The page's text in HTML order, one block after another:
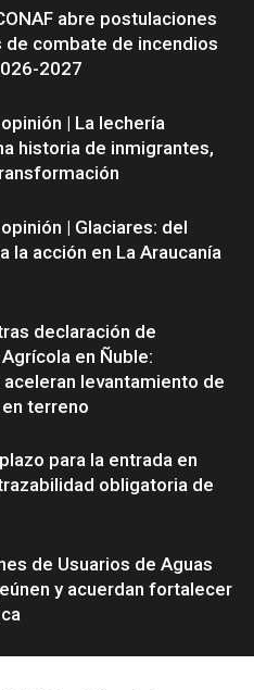
abre postulaciones
de combate de incendios
2027
| La lechería
historia de inmigrantes,
| Glaciares: del
la acción en La Araucanía
declaración de
en Ñuble:
levantamiento de
terreno
para la entrada en
obligatoria de
de Usuarios de Aguas
y acuerdan fortalecer